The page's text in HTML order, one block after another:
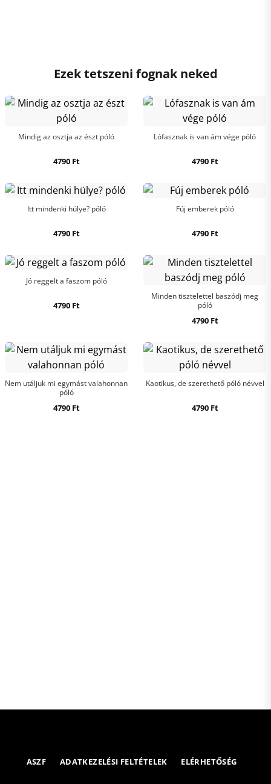
Ezek tetszeni fognak neked
Mindig az osztja az észt póló
4790 Ft
Lófasznak is van ám vége póló
4790 Ft
Itt mindenki hülye? póló
4790 Ft
Fúj emberek póló
4790 Ft
Jó reggelt a faszom póló
4790 Ft
Minden tisztelettel baszódj meg
póló
4790 Ft
Nem utáljuk mi egymást valahonnan
póló
4790 Ft
Kaotikus, de szerethető póló névvel
4790 Ft
ASZF ADATKEZELÉSI FELTÉTELEK ELÉRHETŐSÉG